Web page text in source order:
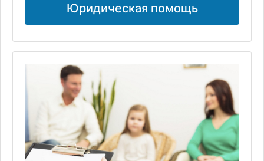
Юридическая помощь